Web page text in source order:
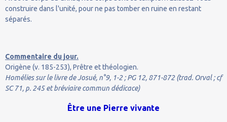
construire dans l'unité, pour ne pas tomber en ruine en restant
séparés.
Commentaire du jour.
Origène (v. 185-253), Prêtre et théologien.
Homélies sur le livre de Josué, n°9, 1-2 ; PG 12, 871-872 (trad. Orval ; cf
SC 71, p. 245 et bréviaire commun dédicace)
Être une Pierre vivante